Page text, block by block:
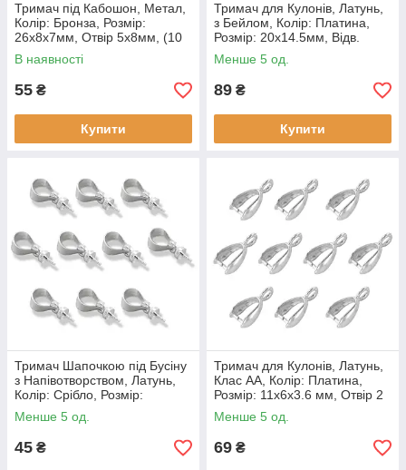
Тримач під Кабошон, Метал,
Колір: Бронза, Розмір:
26х8х7мм, Отвір 5х8мм, (10
шт)
В наявності
55 ₴
Купити
Тримач для Кулонів, Латунь,
з Бейлом, Колір: Платина,
Розмір: 20х14.5мм, Відв.
5.5х4мм, Пін: 1 мм, (2 шт.)
Менше 5 од.
89 ₴
Купити
Тримач Шапочкою під Бусіну
з Напівотворством, Латунь,
Колір: Срібло, Розмір:
11x4х3мм, Пін 0.6мм, (10 шт)
Менше 5 од.
45 ₴
Тримач для Кулонів, Латунь,
Клас АА, Колір: Платина,
Розмір: 11x6x3.6 мм, Отвір 2
мм, Пін 1 мм, (10 шт)
Менше 5 од.
69 ₴